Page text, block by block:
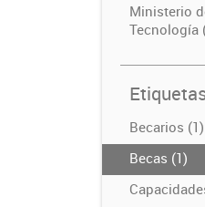
Ministerio
Tecnología
Becarios (1)
Becas (1)